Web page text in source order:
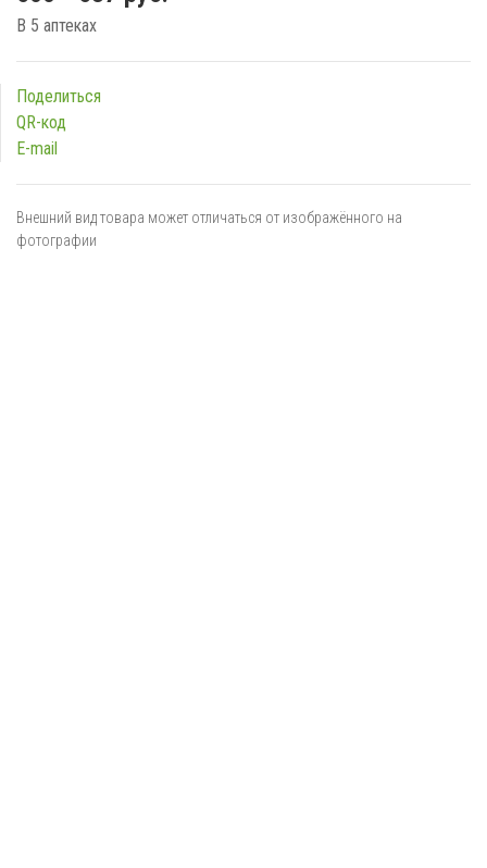
В 5 аптеках
Поделиться
QR-код
E-mail
Внешний вид товара может отличаться от изображённого на
фотографии